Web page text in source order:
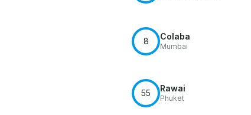
8 Colaba
Mumbai
55 Rawai
Phuket